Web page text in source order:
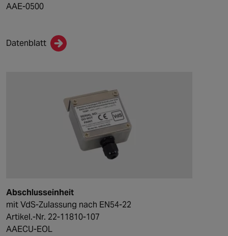
AAE-0500
Datenblatt
Abschlusseinheit
mit VdS-Zulassung nach EN54-22
Artikel.-Nr. 22-11810-107
AAECU-EOL